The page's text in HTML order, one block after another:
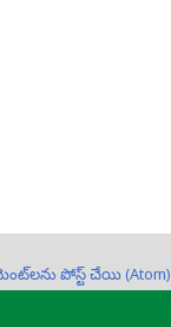
పోస్ట్ చేయి (Atom)